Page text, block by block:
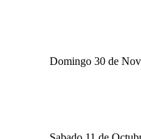
Domingo 30 de